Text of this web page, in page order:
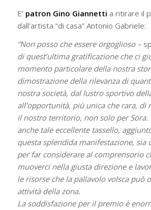
E’patron Gino Giannetti a ritirare il
dall’artista “di casa” Antonio Gabriele:
“Non posso che essere orgoglioso –
di quest’ultima gratificazione che ci
momento particolare della nostra
dimostrazione della rilevanza di
nostra società, dal lustro sportivo
all’opportunità, più unica che rara, di
il nostro territorio, non solo per Sora.
anche tale eccellente tassello,
questa splendida manifestazione, sia
per far considerare al comprensorio
muoverci nella giusta direzione e
le risorse che la pallavolo volsca può
attività della zona.
La soddisfazione per il premio è